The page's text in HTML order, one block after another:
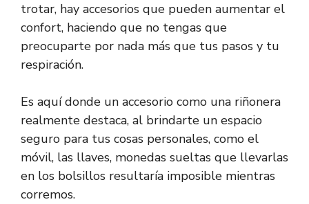
trotar, hay accesorios que pueden aumentar el
confort, haciendo que no tengas que
preocuparte por nada más que tus pasos y tu
respiración.
Es aquí donde un accesorio como una riñonera
realmente destaca, al brindarte un espacio
seguro para tus cosas personales, como el
móvil, las llaves, monedas sueltas que llevarlas
en los bolsillos resultaría imposible mientras
corremos.